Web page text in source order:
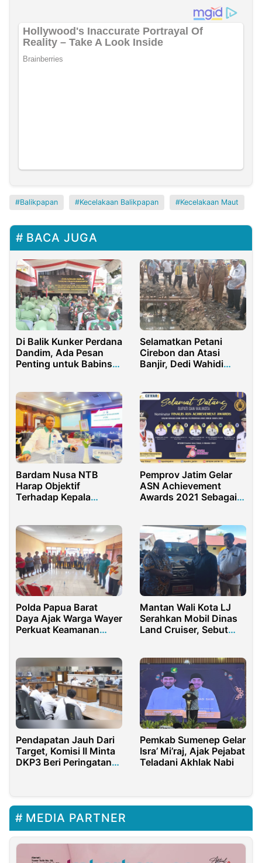
Balikpapan Kecelakaan Balikpapan Kecelakaan Maut
BACA JUGA
Di Balik Kunker Perdana
Dandim, Ada Pesan
Penting untuk Babinsa
Selamatkan Petani
Cirebon dan Atasi
Banjir, Dedi Wahidi
Pantura
Bardam Nusa NTB
Harap Objektif
Terhadap Kepala
Pemprov Jatim Gelar
ASN Achievement
Awards 2021 Sebagai
Kabupaten/Kota
Polda Papua Barat
Daya Ajak Warga Wayer
Perkuat Keamanan
Mantan Wali Kota LJ
Serahkan Mobil Dinas
Land Cruiser, Sebut
Pendapatan Jauh Dari
Target, Komisi II Minta
DKP3 Beri Peringatan
Pemkab Sumenep Gelar
Isra’ Mi’raj, Ajak Pejabat
Teladani Akhlak Nabi
MEDIA PARTNER